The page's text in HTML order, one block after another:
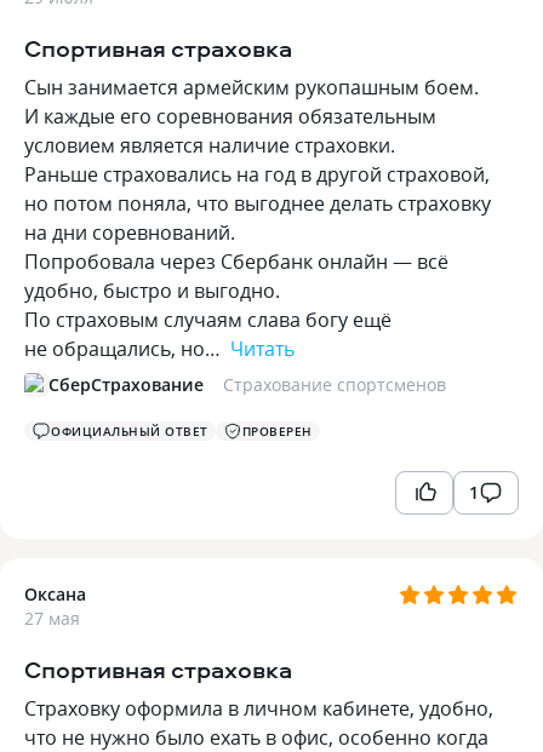
Спортивная страховка
Сын занимается армейским рукопашным боем.
И каждые его соревнования обязательным
условием является наличие страховки.
Раньше страховались на год в другой страховой,
но потом поняла, что выгоднее делать страховку
на дни соревнований.
Попробовала через Сбербанк онлайн — всё
удобно, быстро и выгодно.
По страховым случаям слава богу ещё
не обращались, но… Читать
СберСтрахование Страхование спортсменов
ОФИЦИАЛЬНЫЙ ОТВЕТ ПРОВЕРЕН
1
Оксана
27 мая
Спортивная страховка
Страховку оформила в личном кабинете, удобно,
что не нужно было ехать в офис, особенно когда